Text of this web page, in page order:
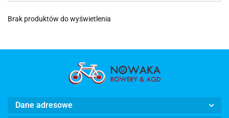
Brak produktów do wyświetlenia
Dane adresowe